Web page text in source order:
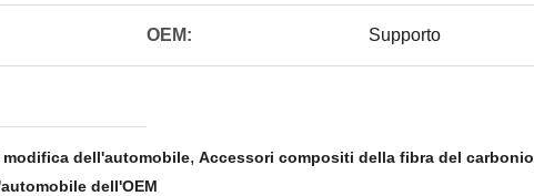
OEM: Supporto
dell'automobile, Accessori compositi della fibra del carbonio
dell'OEM